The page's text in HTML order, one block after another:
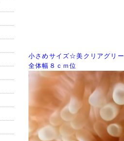
小さめサイズ☆美クリアグリ
全体幅８ｃｍ位